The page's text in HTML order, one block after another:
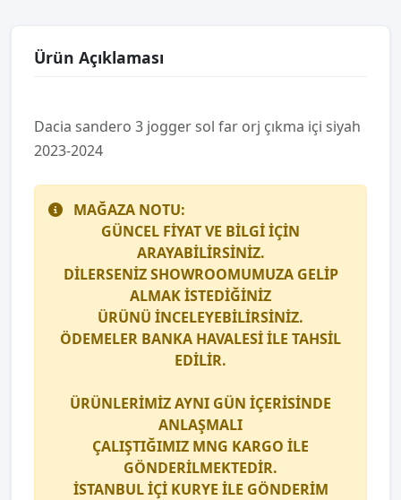
Ürün Açıklaması
Daci̇a sandero 3 jogger sol far orj çıkma i̇çi̇ si̇yah
2023-2024
MAĞAZA NOTU:
GÜNCEL FİYAT VE BİLGİ İÇİN
ARAYABİLİRSİNİZ.
DİLERSENİZ SHOWROOMUMUZA GELİP
ALMAK İSTEDİĞİNİZ
ÜRÜNÜ İNCELEYEBİLİRSİNİZ.
ÖDEMELER BANKA HAVALESİ İLE TAHSİL
EDİLİR.
ÜRÜNLERİMİZ AYNI GÜN İÇERİSİNDE
ANLAŞMALI
ÇALIŞTIĞIMIZ MNG KARGO İLE
GÖNDERİLMEKTEDİR.
İSTANBUL İÇİ KURYE İLE GÖNDERİM